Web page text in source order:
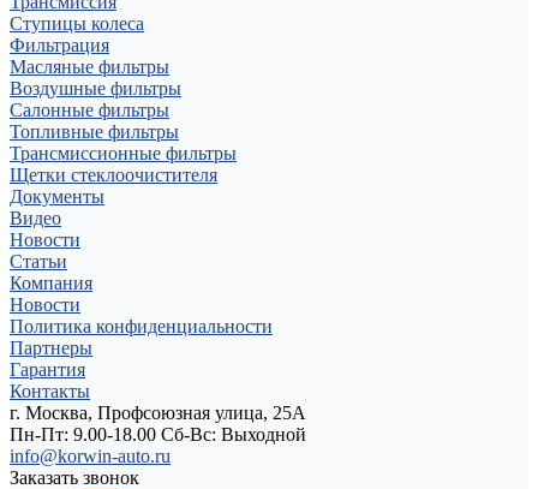
Ступицы колеса
Фильтрация
Масляные фильтры
Воздушные фильтры
Салонные фильтры
Топливные фильтры
Трансмиссионные фильтры
Щетки стеклоочистителя
Документы
Видео
Новости
Статьи
Компания
Новости
Политика конфиденциальности
Партнеры
Гарантия
Контакты
г. Москва, Профсоюзная улица, 25А
Пн-Пт: 9.00-18.00 Cб-Вс: Выходной
info@korwin-auto.ru
Заказать звонок